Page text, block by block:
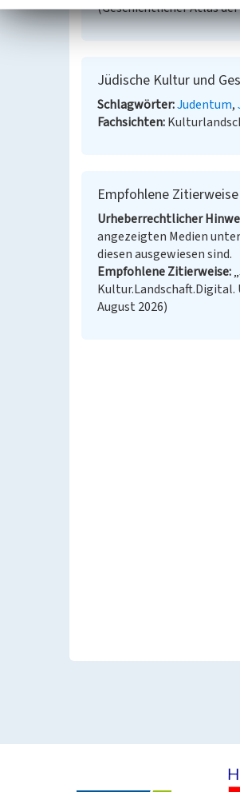
(Geschichtlicher Atlas
Jüdische Kultur und
Schlagwörter Judentum
Fachsichten
Empfohlene Zitierweise
Urheberrechtlicher
angezeigten Medien
diesen ausgewiesen sind.
Empfohlene Zitierweise
Kultur.Landschaft.Digital.
August 2026)